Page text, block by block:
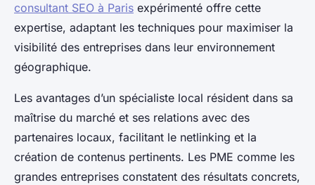
consultant SEO à Paris expérimenté offre cette
expertise, adaptant les techniques pour maximiser la
visibilité des entreprises dans leur environnement
géographique.
Les avantages d’un spécialiste local résident dans sa
maîtrise du marché et ses relations avec des
partenaires locaux, facilitant le netlinking et la
création de contenus pertinents. Les PME comme les
grandes entreprises constatent des résultats concrets,